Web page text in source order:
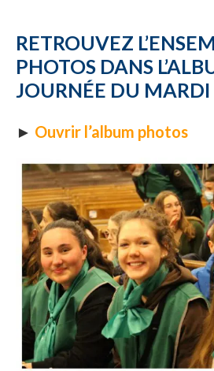
RETROUVEZ
PHOTOS DANS
JOURNÉE DU
► Ouvrir l’album photos